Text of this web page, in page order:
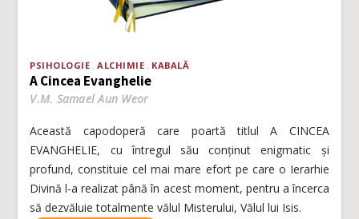
PSIHOLOGIE ALCHIMIE KABALĂ
A Cincea Evanghelie
V.M. Samael Aun Weor
Această capodoperă care poartă titlul A CINCEA
EVANGHELIE, cu întregul său conținut enigmatic și
profund, constituie cel mai mare efort pe care o Ierarhie
Divină l-a realizat până în acest moment, pentru a încerca
să dezvăluie totalmente vălul Misterului, Vălul lui Isis.